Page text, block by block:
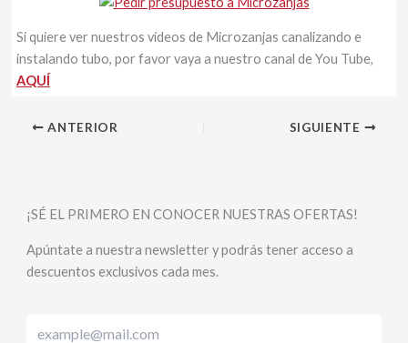
Si quiere ver nuestros vídeos de Microzanjas canalizando e
instalando tubo, por favor vaya a nuestro canal de You Tube,
AQUÍ
ANTERIOR SIGUIENTE
¡SÉ EL PRIMERO EN CONOCER NUESTRAS OFERTAS!
Apúntate a nuestra newsletter y podrás tener acceso a
descuentos exclusivos cada mes.